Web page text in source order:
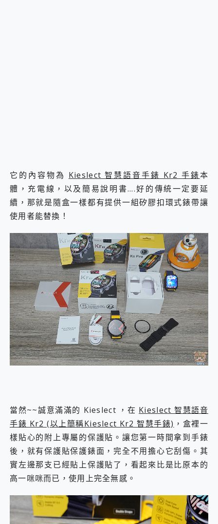
它的內容物為 Kieslect 智慧語音手錶 Kr2 手錶本
體，充電線，以及簡易說明書….好的傳統一定要延
續，那就是隨盒一樣都有提供一組矽膠扣環式錶帶讓
使用者能替換！
當然~~誠意滿滿的 Kieslect ，在 Kieslect 智慧語音
手錶 Kr2 (以上簡稱Kieslect Kr2 智慧手錶) ，盒裡一
樣貼心的附上專屬的保護貼。讓您第一時間拿到手錶
後，就有保護貼保護錶面，完全不用擔心它刮傷。其
實左邊那支已經貼上保護貼了，看起來比是比原本的
高一咪咪而已，使用上完全無感。